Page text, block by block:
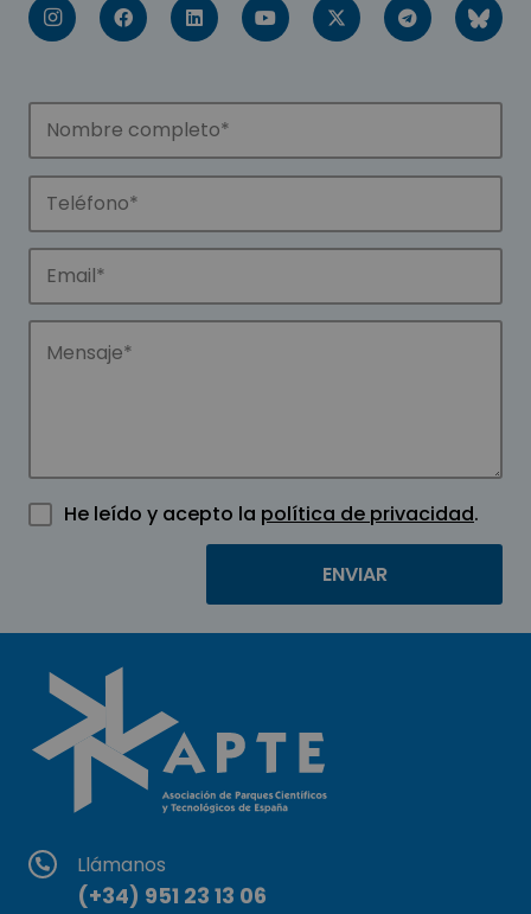
He leído y acepto la política de privacidad.
Llámanos
(+34) 951 23 13 06